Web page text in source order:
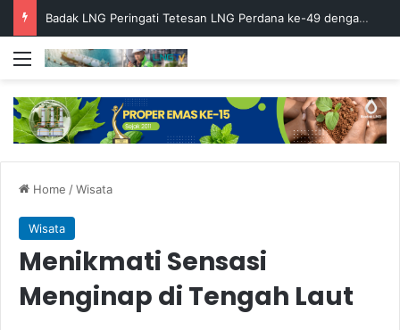
Badak LNG Peringati Tetesan LNG Perdana ke-49 dengan Doa Bersama
Menu
Home /Wisata
Wisata
Menikmati Sensasi
Menginap di Tengah Laut